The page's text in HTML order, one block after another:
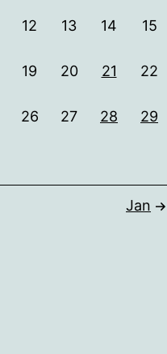
12 13 14 15
19 20 21 22
26 27 28 29
Jan